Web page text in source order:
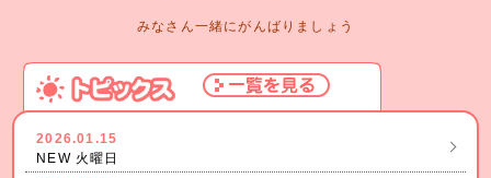
みなさん一緒にがんばりましょう
2026.01.15
NEW 火曜日